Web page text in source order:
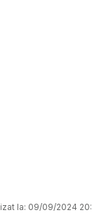
la: 09/09/2024